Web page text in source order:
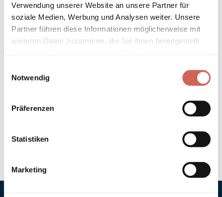
Verwendung unserer Website an unsere Partner für
soziale Medien, Werbung und Analysen weiter. Unsere
Partner führen diese Informationen möglicherweise mit
weiteren Daten zusammen, die Sie ihnen bereitgestellt
Notwendig
Präferenzen
Statistiken
Marketing
Technische Details und Hinweise
Hinweis zur Grundierung
Umweltverträglichkeit
Technische Daten
Hinweis zur Farbtongenauigkeit